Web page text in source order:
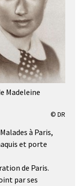
Madeleine
© DR
à Paris,
et porte
de Paris.
par ses